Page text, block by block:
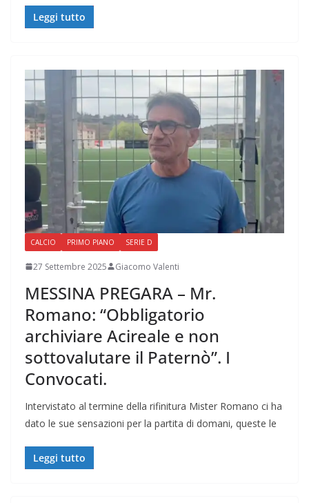
Leggi tutto
CALCIO PRIMO PIANO SERIE D
27 Settembre 2025 Giacomo Valenti
MESSINA PREGARA – Mr.
Romano: “Obbligatorio
archiviare Acireale e non
sottovalutare il Paternò”. I
Convocati.
Intervistato al termine della rifinitura Mister Romano ci ha
dato le sue sensazioni per la partita di domani, queste le
Leggi tutto